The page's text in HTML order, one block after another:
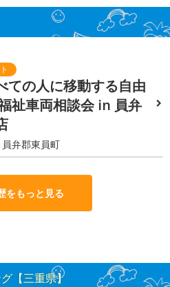
ての人に移動する自由
祉車両相談会 in 員弁
弁郡東員町
をもっと見る
【三重県】